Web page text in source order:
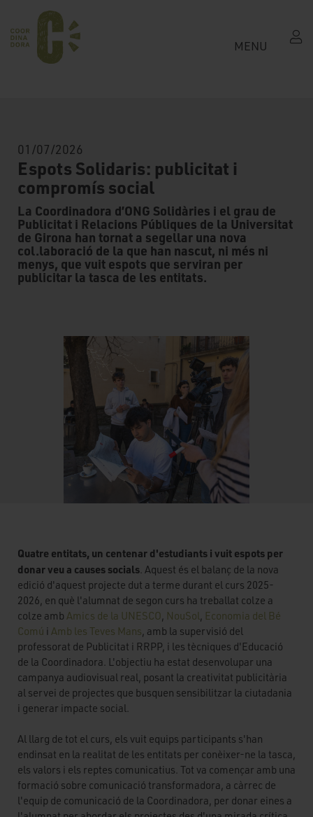
MENU
01/07/2026
Espots Solidaris: publicitat i
compromís social
La Coordinadora d’ONG Solidàries i el grau de
Publicitat i Relacions Públiques de la Universitat
de Girona han tornat a segellar una nova
col.laboració de la que han nascut, ni més ni
menys, que vuit espots que serviran per
publicitar la tasca de les entitats.
Quatre entitats, un centenar d'estudiants i vuit espots per
donar veu a causes socials . Aquest és el balanç de la nova
edició d'aquest projecte dut a terme durant el curs 2025-
2026, en què l'alumnat de segon curs ha treballat colze a
colze amb Amics de la UNESCO NouSol Economia del Bé
Comú i Amb les Teves Mans , amb la supervisió del
professorat de Publicitat i RRPP, i les tècniques d'Educació
de la Coordinadora. L'objectiu ha estat desenvolupar una
campanya audiovisual real, posant la creativitat publicitària
al servei de projectes que busquen sensibilitzar la ciutadania
i generar impacte social.
Al llarg de tot el curs, els vuit equips participants s'han
endinsat en la realitat de les entitats per conèixer-ne la tasca,
els valors i els reptes comunicatius. Tot va començar amb una
formació sobre comunicació transformadora, a càrrec de
l'equip de comunicació de la Coordinadora, per donar eines a